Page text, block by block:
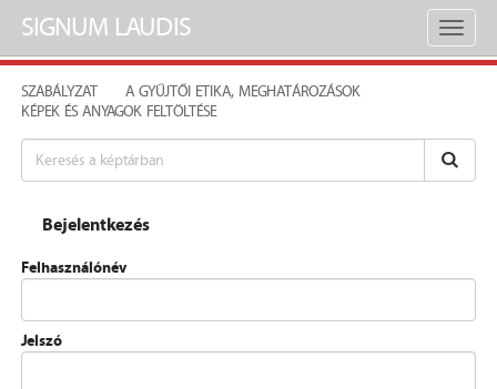
Toggle
SIGNUM LAUDIS
SZABÁLYZAT
A GYŰJTŐI ETIKA, MEGHATÁROZÁSOK
KÉPEK ÉS ANYAGOK FELTÖLTÉSE
Bejelentkezés
Felhasználónév
Jelszó